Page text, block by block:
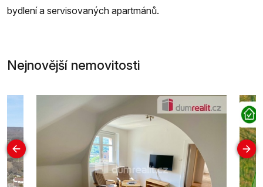
bydlení a servisovaných apartmánů.
Nejnovější nemovitosti